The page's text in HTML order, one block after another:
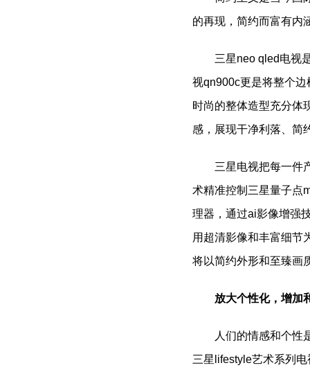
的再现，简约而富有内
三星neo qled电视
视qn900c更是将整个
时尚的整体造型充分体
感，展现干净利落、简
三星电视把每一件
术精准控制三星量子点
理器，通过ai影像增强
用超清影像和丰富细节
将以简约外形和至臻画
放大个性化，增加
人们的情感和个性
三星lifestyle艺术系列